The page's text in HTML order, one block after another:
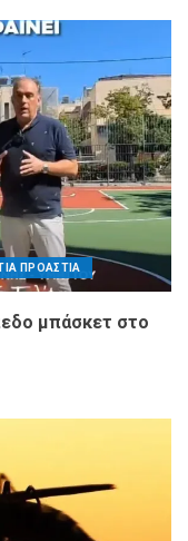
ΠΡΟΑΣΤΙΑ
μπάσκετ στο